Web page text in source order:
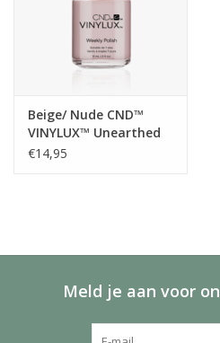
Beige/ Nude CND™
VINYLUX™ Unearthed
#270
€14,95
Meld je aan voor